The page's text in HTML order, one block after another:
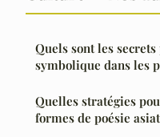
Quels sont les
symbolique dans les
Quelles stratégies
formes de poésie